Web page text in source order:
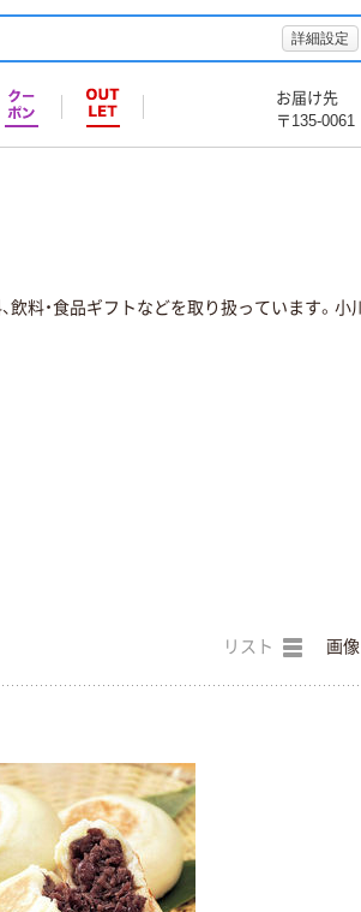
詳細設定
お届け先
〒135-0061
料・食品ギフトなどを取り扱っています。
リスト 画像